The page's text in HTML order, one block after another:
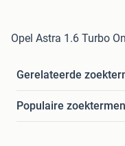
Opel Astra 1.6 Turbo
Gerelateerde
Populaire zoektermen